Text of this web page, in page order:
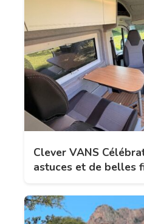
Clever VANS
astuces et de belles